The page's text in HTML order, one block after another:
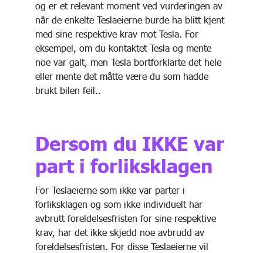
og er et relevant moment ved vurderingen av
når de enkelte Teslaeierne burde ha blitt kjent
med sine respektive krav mot Tesla. For
eksempel, om du kontaktet Tesla og mente
noe var galt, men Tesla bortforklarte det hele
eller mente det måtte være du som hadde
brukt bilen feil..
Dersom du IKKE var
part i forliksklagen
For Teslaeierne som ikke var parter i
forliksklagen og som ikke individuelt har
avbrutt foreldelsesfristen for sine respektive
krav, har det ikke skjedd noe avbrudd av
foreldelsesfristen. For disse Teslaeierne vil